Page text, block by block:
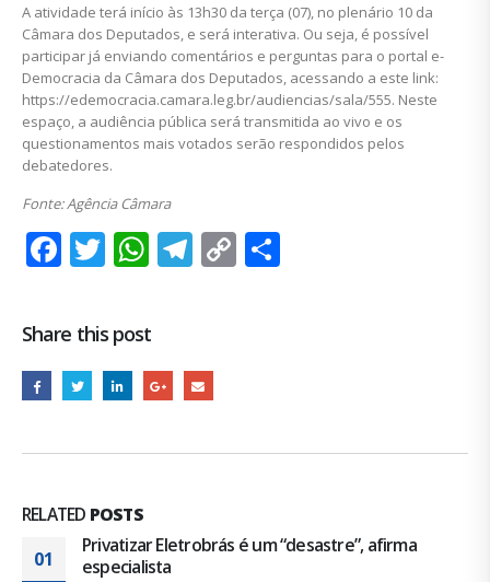
A atividade terá início às 13h30 da terça (07), no plenário 10 da
Câmara dos Deputados, e será interativa. Ou seja, é possível
participar já enviando comentários e perguntas para o portal e-
Democracia da Câmara dos Deputados, acessando a este link:
https://edemocracia.camara.leg.br/audiencias/sala/555. Neste
espaço, a audiência pública será transmitida ao vivo e os
questionamentos mais votados serão respondidos pelos
debatedores.
Fonte: Agência Câmara
Facebook
Twitter
WhatsApp
Telegram
Copy
Share this post
RELATED POSTS
01
Privatizar Eletrobrás é um “desastre”, afirma
especialista